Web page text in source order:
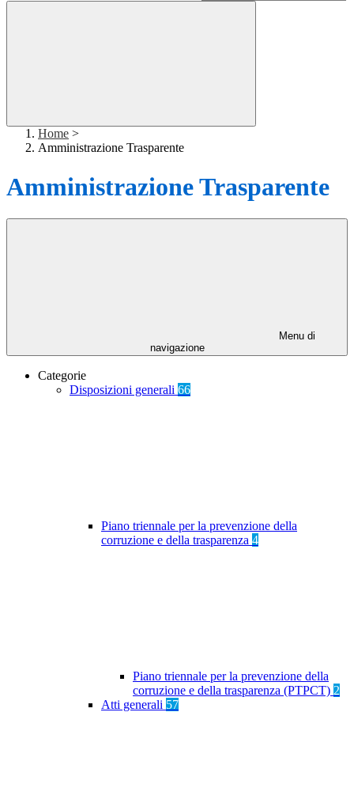
Home >
Amministrazione Trasparente
Amministrazione Trasparente
Menu di
navigazione
Categorie
Disposizioni generali 66
Piano triennale per la prevenzione della
corruzione e della trasparenza 4
Piano triennale per la prevenzione della
corruzione e della trasparenza (PTPCT) 2
Atti generali 57